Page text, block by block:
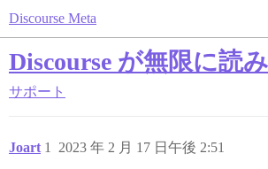
Discourse Meta
Discourse が無限に読
サポート
Joart 2023 年 2 月 17 日午後 2:51
1